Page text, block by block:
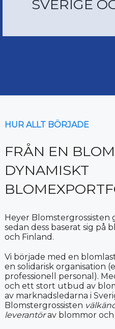
SVERIGE
HUR ALLT BÖRJADE
FRÅN EN
DYNAMISKT
Heyer Blomstergrossisten
sedan dess baserat sig på
och Finland.
Vi började med en
en solidarisk organisation
professionell personal).
och ett stort utbud av
av marknadsledarna i
Blomstergrossisten
leverantörav blommor och